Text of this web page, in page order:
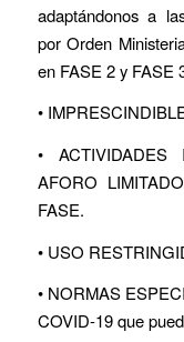
adaptándonos a
por Orden
en FASE 2 y FASE
•
• ACTIVIDADES
AFORO
FASE.
• USO
• NORMAS
COVID-19 que